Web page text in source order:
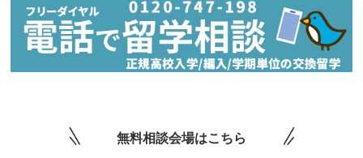
無料相談会場はこちら